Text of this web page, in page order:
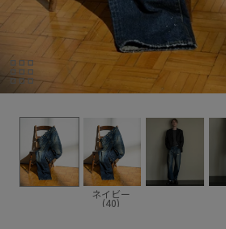
ネイビー
(40)